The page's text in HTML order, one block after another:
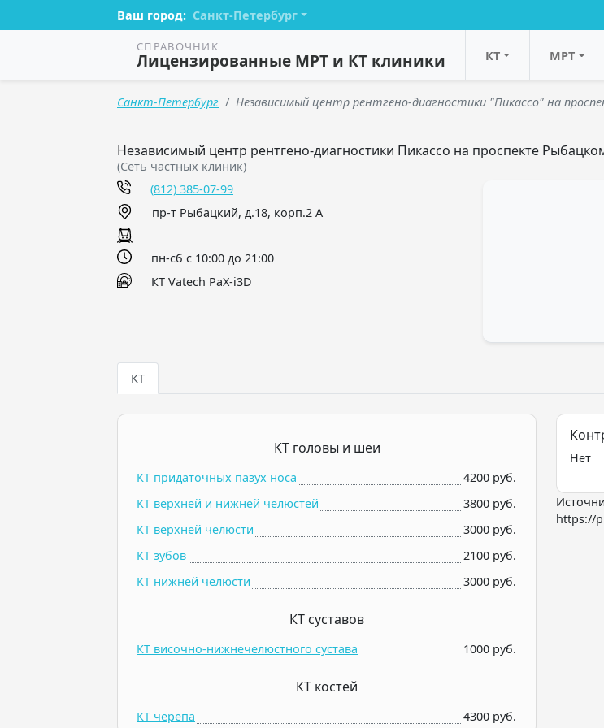
Ваш город: Санкт-Петербург
СПРАВОЧНИК
Лицензированные МРТ и КТ клиники КТ МРТ
Санкт-Петербург Независимый центр рентгено-диагностики "Пикассо" на
Независимый центр рентгено-диагностики Пикассо на проспекте
(Сеть частных клиник)
(812) 385-07-99
пр-т Рыбацкий, д.18, корп.2 А
пн-сб с 10:00 до 21:00
КТ Vatech PaX-i3D
КТ
КТ головы и шеи
КТ придаточных пазух носа
4200 руб.
КТ верхней и нижней челюстей
3800 руб.
КТ верхней челюсти
3000 руб.
КТ зубов
2100 руб.
КТ нижней челюсти
3000 руб.
КТ суставов
КТ височно-нижнечелюстного сустава 1000 руб.
КТ костей
КТ черепа 4300 руб.
Нет
https://